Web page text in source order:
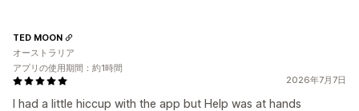
2026年7月7日
I had a little hiccup with the app but Help was at hands
TED MOON
オーストラリア
アプリの使用期間：約1時間